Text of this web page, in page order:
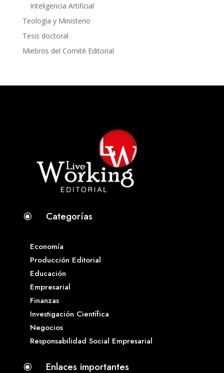
Inteligencia Artificial
Teología y Ministerio
Tesis doctoral
Miebros del Comité Editorial
\ Categorías
Economía
Producción Editorial
Educación
Empresarial
Finanzas
Investigación Científica
Negocios
Responsabilidad Social Empresarial
\ Enlaces importantes